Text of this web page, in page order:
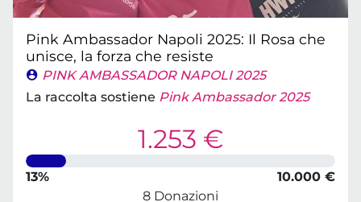
Pink Ambassador Napoli 2025: Il Rosa che
unisce, la forza che resiste
PINK AMBASSADOR NAPOLI 2025
La raccolta sostiene Pink Ambassador 2025
1.253 €
13%
10.000 €
8 Donazioni